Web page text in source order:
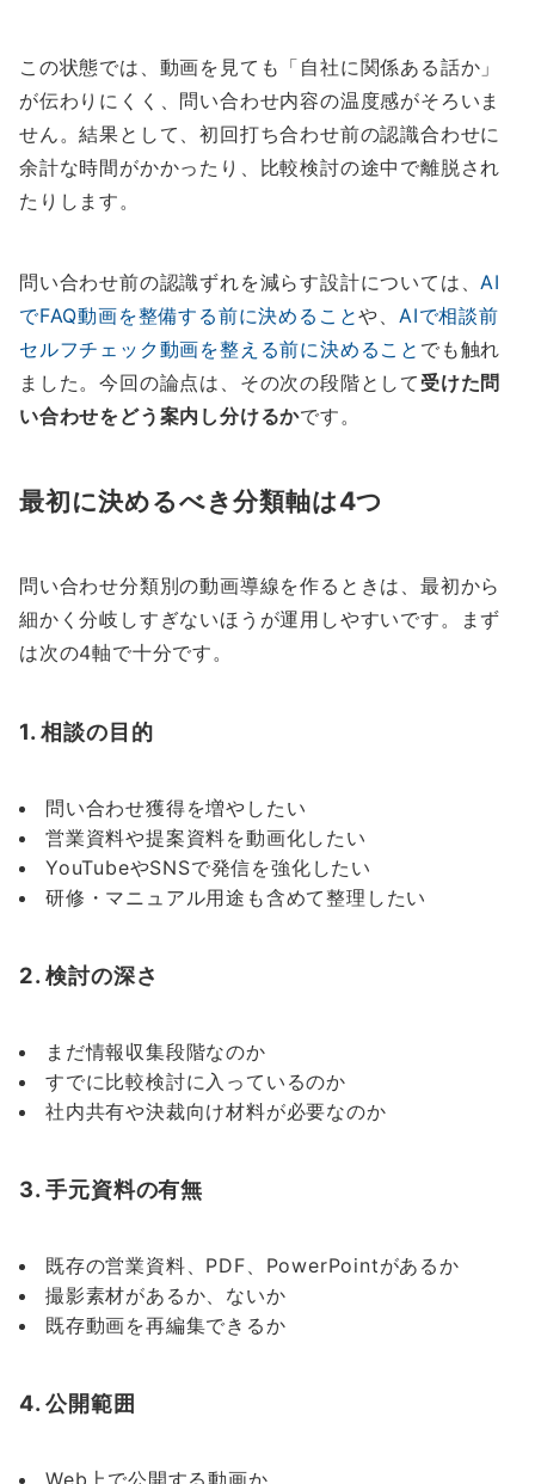
この状態では、動画を見ても「自社に関係ある話か」
が伝わりにくく、問い合わせ内容の温度感がそろいま
せん。結果として、初回打ち合わせ前の認識合わせに
余計な時間がかかったり、比較検討の途中で離脱され
たりします。
問い合わせ前の認識ずれを減らす設計については、AI
でFAQ動画を整備する前に決めることや、AIで相談前
セルフチェック動画を整える前に決めること でも触れ
ました。今回の論点は、その次の段階として 受けた問
い合わせをどう案内し分けるかです。
最初に決めるべき分類軸は4つ
問い合わせ分類別の動画導線を作るときは、最初から
細かく分岐しすぎないほうが運用しやすいです。まず
は次の4軸で十分です。
1. 相談の目的
問い合わせ獲得を増やしたい
営業資料や提案資料を動画化したい
YouTubeやSNSで発信を強化したい
研修・マニュアル用途も含めて整理したい
2. 検討の深さ
まだ情報収集段階なのか
すでに比較検討に入っているのか
社内共有や決裁向け材料が必要なのか
3. 手元資料の有無
既存の営業資料、PDF、PowerPointがあるか
撮影素材があるか、ないか
既存動画を再編集できるか
4. 公開範囲
Web上で公開する動画か